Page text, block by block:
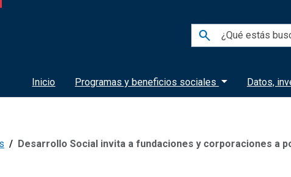
search
Inicio Programas y beneficios sociales Datos,
Desarrollo Social invita a fundaciones y corporaciones a postular de “Fondo Chile